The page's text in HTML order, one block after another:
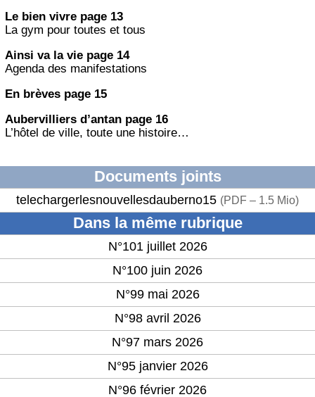
Le bien vivre page 13
La gym pour toutes et tous
Ainsi va la vie page 14
Agenda des manifestations
En brèves page 15
Aubervilliers d’antan page 16
L’hôtel de ville, toute une histoire…
Documents joints
telechargerlesnouvellesdauberno15 (PDF – 1.5 Mio)
Dans la même rubrique
N°101 juillet 2026
N°100 juin 2026
N°99 mai 2026
N°98 avril 2026
N°97 mars 2026
N°95 janvier 2026
N°96 février 2026